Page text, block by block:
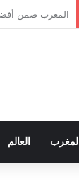
سبتة ومليلية…
المغرب العالم